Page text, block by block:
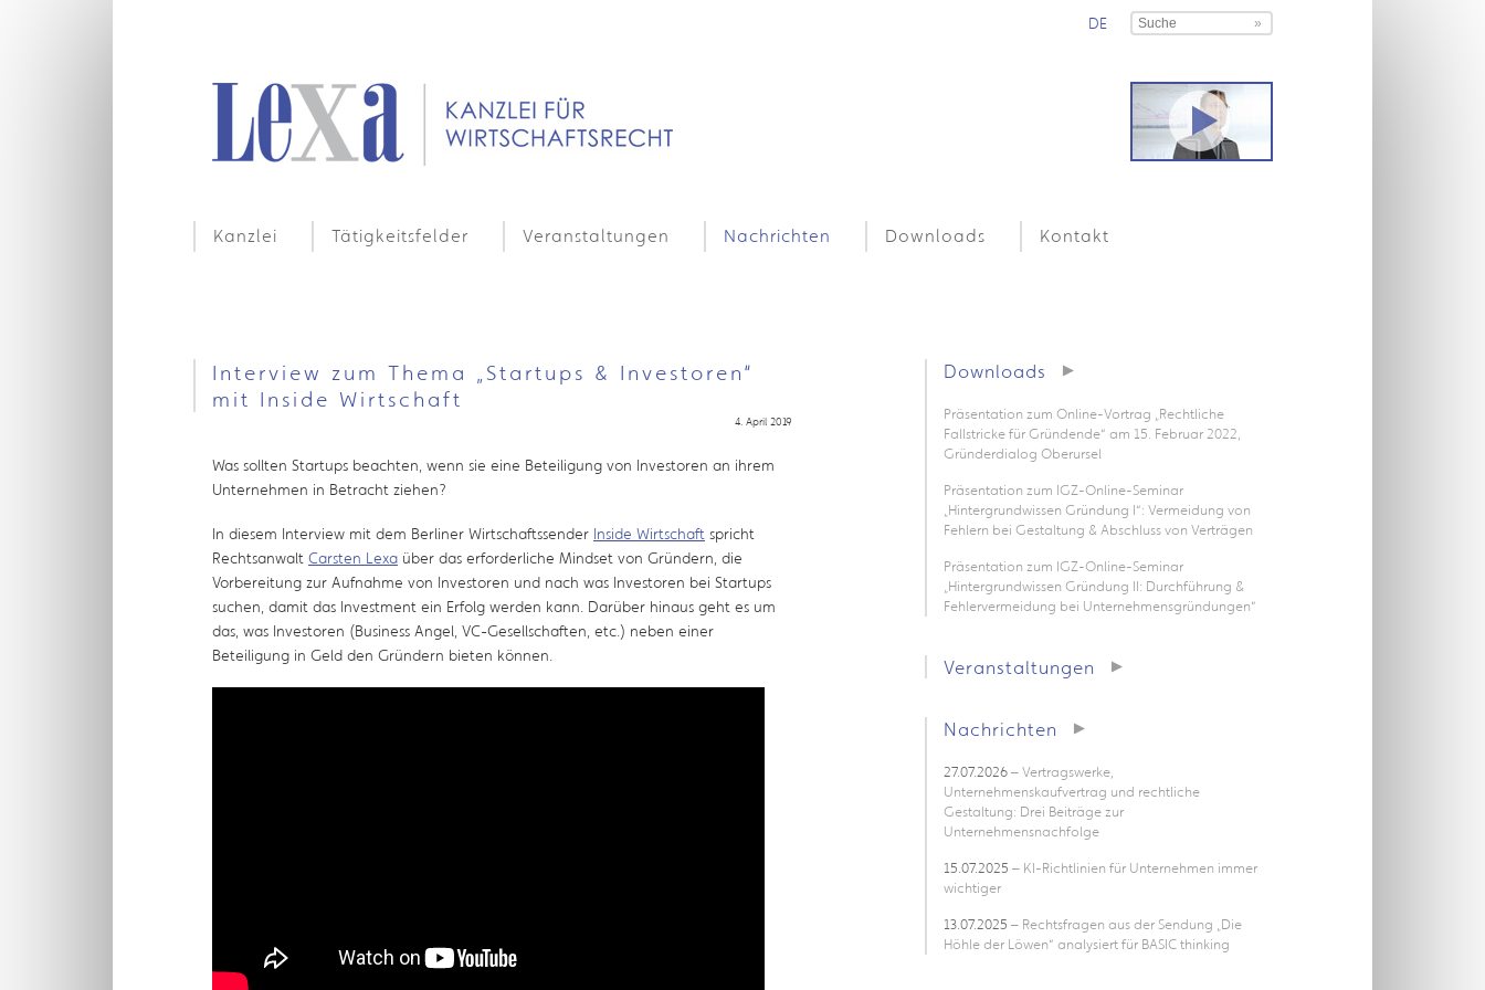
DE
Kanzlei Tätigkeitsfelder Veranstaltungen Nachrichten Downloads Kontakt
Interview zum Thema „Startups & Investoren“
mit Inside Wirtschaft
4. April 2019
Was sollten Startups beachten, wenn sie eine Beteiligung von Investoren an ihrem
Unternehmen in Betracht ziehen?
In diesem Interview mit dem Berliner Wirtschaftssender Inside Wirtschaft spricht
Rechtsanwalt Carsten Lexa über das erforderliche Mindset von Gründern, die
Vorbereitung zur Aufnahme von Investoren und nach was Investoren bei Startups
suchen, damit das Investment ein Erfolg werden kann. Darüber hinaus geht es um
das, was Investoren (Business Angel, VC-Gesellschaften, etc.) neben einer
Beteiligung in Geld den Gründern bieten können.
Downloads
Präsentation zum Online-Vortrag „Rechtliche
Fallstricke für Gründende“ am 15. Februar 2022,
Gründerdialog Oberursel
Präsentation zum IGZ-Online-Seminar
„Hintergrundwissen Gründung I“: Vermeidung von
Fehlern bei Gestaltung & Abschluss von Verträgen
Präsentation zum IGZ-Online-Seminar
„Hintergrundwissen Gründung II: Durchführung &
Fehlervermeidung bei Unternehmensgründungen“
Veranstaltungen
Nachrichten
27.07.2026– Vertragswerke,
Unternehmenskaufvertrag und rechtliche
Gestaltung: Drei Beiträge zur
Unternehmensnachfolge
15.07.2025 – KI-Richtlinien für Unternehmen immer
wichtiger
13.07.2025 – Rechtsfragen aus der Sendung „Die
Höhle der Löwen“ analysiert für BASIC thinking